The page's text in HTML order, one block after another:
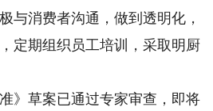
消费者沟通，做到透明化，
定期组织员工培训，采取明厨
草案已通过专家审查，即将